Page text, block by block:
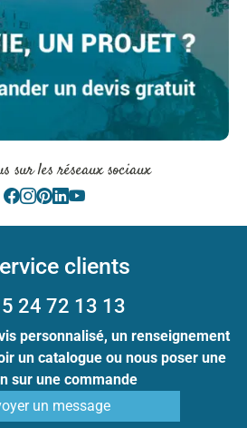
sur les réseaux sociaux
clients
24 72 13 13
personnalisé, un renseignement
un catalogue ou nous poser une
sur une commande
un message